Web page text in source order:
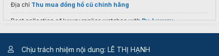
Địa chỉ Thu mua đồng hồ cũ chính hãng
Best collection of luxury replica watches withPy-Luxury
Chịu trách nhiệm nội dung: LÊ THỊ HẠNH